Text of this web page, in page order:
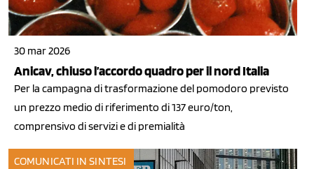
30 mar 2026
Anicav, chiuso l’accordo quadro per il nord Italia
Per la campagna di trasformazione del pomodoro previsto
un prezzo medio di riferimento di 137 euro/ton,
comprensivo di servizi e di premialità
COMUNICATI IN SINTESI